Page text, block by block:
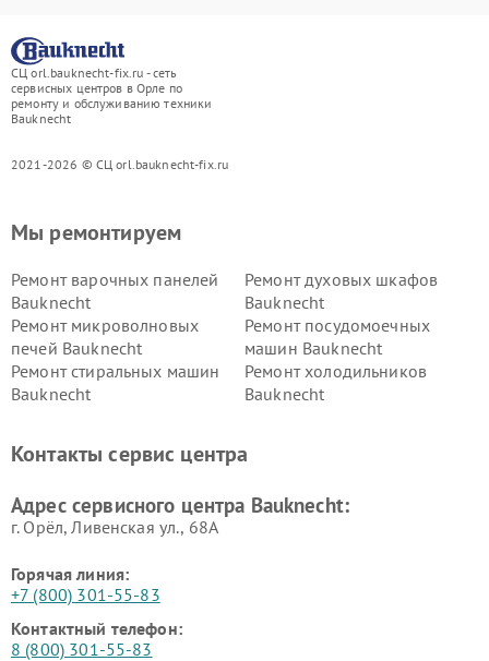
СЦ orl.bauknecht-fix.ru - сеть
сервисных центров в Орле по
ремонту и обслуживанию техники
Bauknecht
2021-2026 © СЦ orl.bauknecht-fix.ru
Мы ремонтируем
Ремонт варочных панелей
Bauknecht
Ремонт духовых шкафов
Bauknecht
Ремонт микроволновых
печей Bauknecht
Ремонт посудомоечных
машин Bauknecht
Ремонт стиральных машин
Bauknecht
Ремонт холодильников
Bauknecht
Контакты сервис центра
Адрес сервисного центра Bauknecht:
г. Орёл, Ливенская ул., 68А
Горячая линия:
+7 (800) 301-55-83
Контактный телефон:
8 (800) 301-55-83